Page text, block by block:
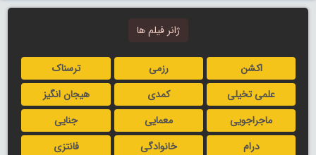
ژانر فیلم ها
اکشن رزمی
ترسناک
علمی تخیلی
کمدی
هیجان انگیز
ماجراجویی
معمایی
جنایی
درام
خانوادگی
فانتزی